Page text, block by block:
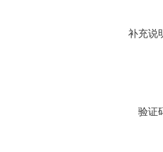
补充说
验证